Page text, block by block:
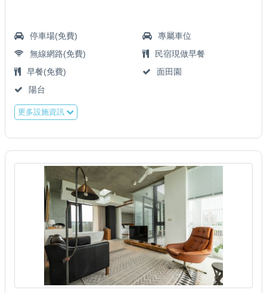
停車場(免費)
專屬車位
無線網路(免費)
民宿現做早餐
早餐(免費)
面田園
陽台
更多設施資訊